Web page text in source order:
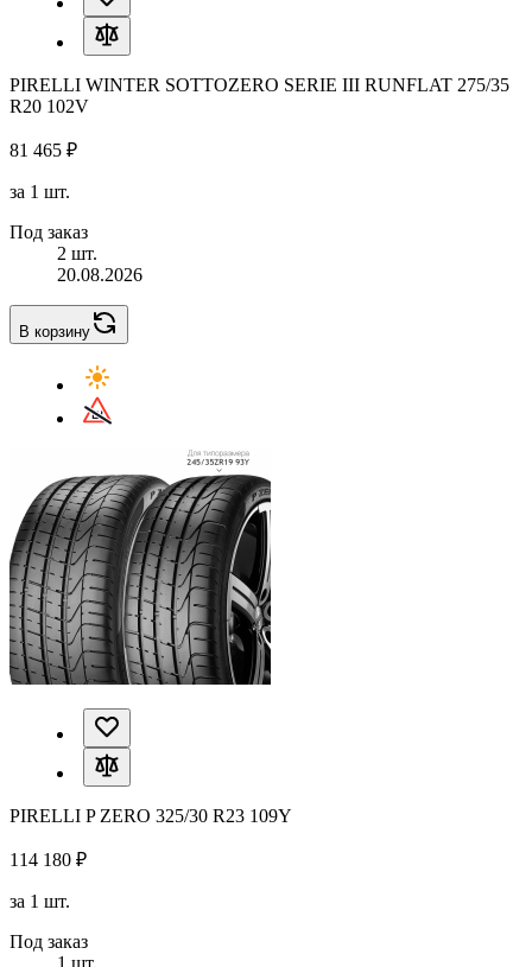
PIRELLI WINTER SOTTOZERO SERIE III RUNFLAT 275/35
R20 102V
81 465 ₽
за 1 шт.
Под заказ
2 шт.
20.08.2026
В корзину
PIRELLI P ZERO 325/30 R23 109Y
114 180 ₽
за 1 шт.
Под заказ
1 шт.